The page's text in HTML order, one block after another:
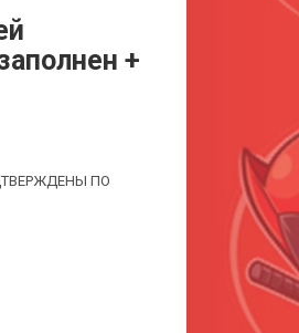
+
ПО